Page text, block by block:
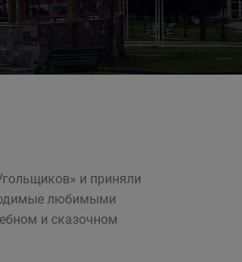
и приняли
любимыми
и сказочном